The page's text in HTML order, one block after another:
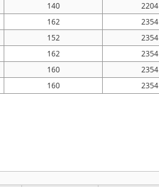
140 2204
162 2354
152 2354
162 2354
160 2354
160 2354